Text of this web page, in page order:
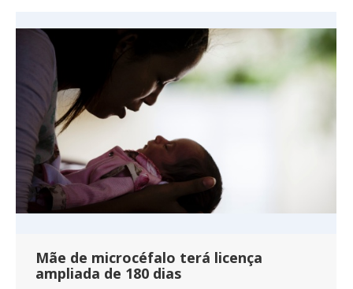
Mãe de microcéfalo terá licença
ampliada de 180 dias